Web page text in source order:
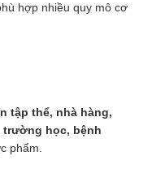
hợp nhiều quy mô cơ
tập thể, nhà hàng,
trường học, bệnh
phẩm.